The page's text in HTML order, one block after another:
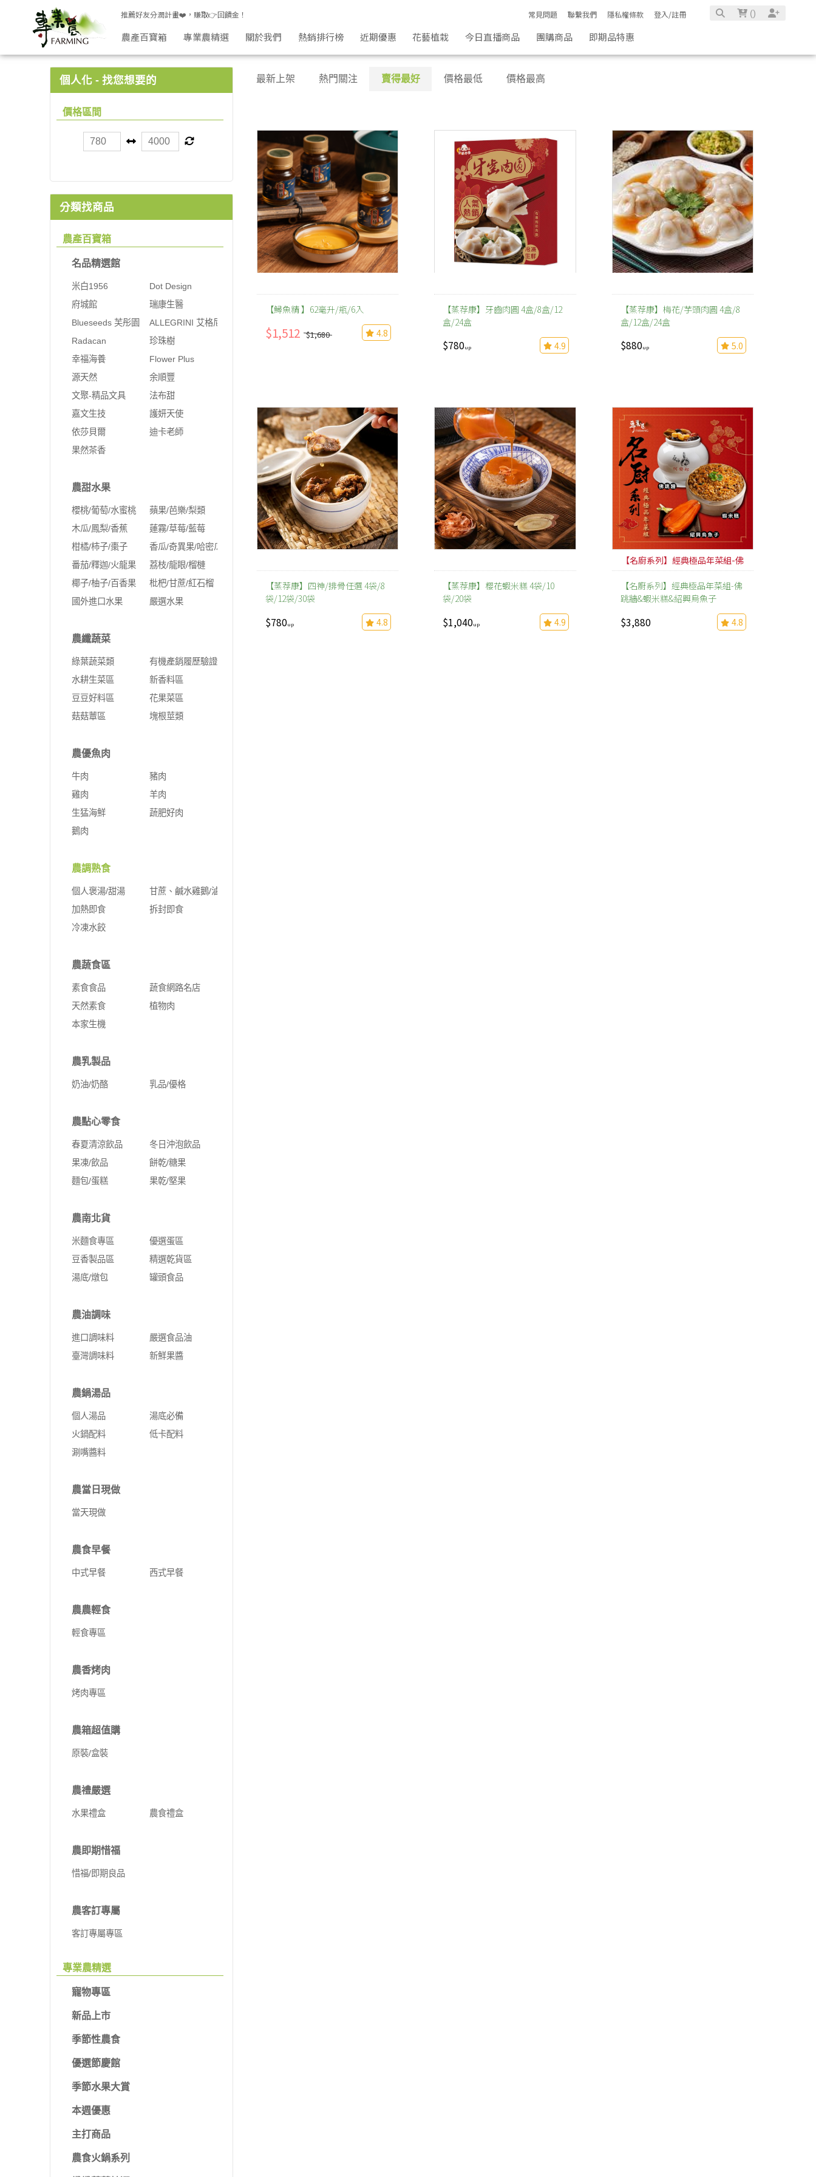
農調熟食 | 專業農
推薦好友分潤計畫❤️，賺取👉回饋金！ 常見問題 聯繫我們 隱私權條款 登入/註冊 ()
農產百寶箱 專業農精選 關於我們 熱銷排行榜 近期優惠 花藝植栽 今日直播商品 團購商品 即期品特惠
個人化 - 找您想要的
價格區間
分類找商品
農產百寶箱
名品精選館
米白1956
Dot Design
府城館
瑞康生醫
Blueseeds 芙彤園
ALLEGRINI 艾格尼
Radacan
珍珠樹
幸福海養
Flower Plus
源天然
余順豐
文聚-精品文具
法布甜
嘉文生技
護妍天使
依莎貝爾
迪卡老師
果然茶香
農甜水果
櫻桃/葡萄/水蜜桃
蘋果/芭樂/梨類
木瓜/鳳梨/香蕉
蓮霧/草莓/藍莓
柑橘/柿子/棗子
香瓜/奇異果/哈密瓜
番茄/釋迦/火龍果
荔枝/龍眼/榴槤
椰子/柚子/百香果
枇杷/甘蔗/紅石榴
國外進口水果
嚴選水果
農纖蔬菜
綠葉蔬菜類
有機產銷履歷驗證
水耕生菜區
新香料區
豆豆好料區
花果菜區
菇菇蕈區
塊根莖類
農優魚肉
牛肉
豬肉
雞肉
羊肉
生猛海鮮
蔬肥好肉
鵝肉
農調熟食
個人褒湯/甜湯
甘蔗、鹹水雞鵝/滷味
加熱即食
拆封即食
冷凍水餃
農蔬食區
素食食品
蔬食網路名店
天然素食
植物肉
本家生機
農乳製品
奶油/奶酪 乳品/優格
農點心零食
春夏清涼飲品
冬日沖泡飲品
果凍/飲品
餅乾/糖果
麵包/蛋糕
果乾/堅果
農南北貨
米麵食專區
優選蛋區
豆香製品區
精選乾貨區
湯底/燉包
罐頭食品
農油調味
進口調味料
嚴選食品油
臺灣調味料
新鮮果醬
農鍋湯品
個人湯品
湯底必備
火鍋配料
低卡配料
涮嘴醬料
農當日現做
當天現做
農食早餐
中式早餐 西式早餐
農農輕食
輕食專區
農香烤肉
烤肉專區
農箱超值購
原裝/盒裝
農禮嚴選
水果禮盒 農食禮盒
農即期惜福
惜福/即期良品
農客訂專屬
客訂專屬專區
專業農精選
寵物專區
新品上市
季節性農食
優選節慶館
季節水果大賞
本週優惠
主打商品
農食火鍋系列
最新上架 熱門關注 賣得最好 價格最低 價格最高
【鱘魚精 】62毫升/瓶/6入
$1,512 $1,680 4.8
【蒸荐康】牙齒肉圓 4盒/8盒/12
盒/24盒
$780 4.9
【蒸荐康】梅花/芋頭肉圓 4盒/8
盒/12盒/24盒
$880 5.0
【蒸荐康】四神/排骨任選 4袋/8
袋/12袋/30袋
$780 4.8
【蒸荐康】櫻花蝦米糕 4袋/10
袋/20袋
$1,040 4.9
【名廚系列】經典極品年菜組-佛
跳牆&蝦米糕&紹興烏魚子
【名廚系列】經典極品年菜組-佛
跳牆&蝦米糕&紹興烏魚子
$3,880 4.8